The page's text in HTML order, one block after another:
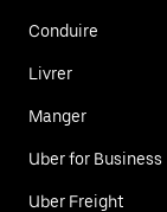
Conduire
Livrer
Manger
Uber for Business
Uber Freight